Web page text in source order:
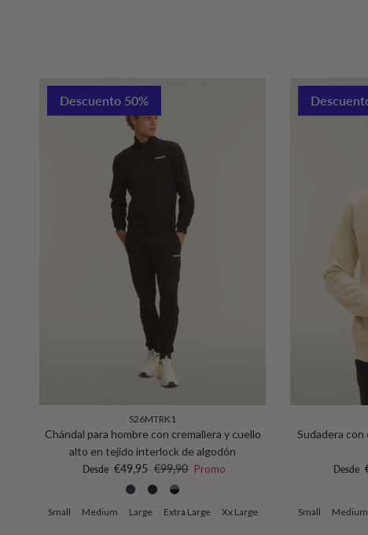
Descuento 50%
S26MTRK1
Chándal para hombre con cremallera y cuello
alto en tejido interlock de algodón
Precio de venta
Desde €49,95 Precio normal
€99,90 Promo
Small Medium Large Extra Large Xx Large
Sudadera con
Precio
Desde
Small Medium